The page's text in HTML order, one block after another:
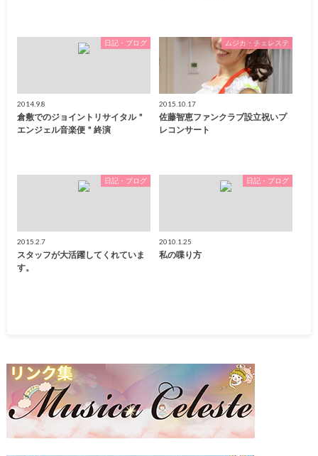
日記・ブログ
2014.9.8
倉敷でのジョイントリサイタル＂
エンジェル音楽便＂終演
ムジカ・チェレステ
2015.10.17
佐藤智恵ファンクラブ設立祝いプ
レコンサート
日記・ブログ
2015.2.7
スタッフが大活躍してくれていま
す。
日記・ブログ
2010.1.25
私の喋り方